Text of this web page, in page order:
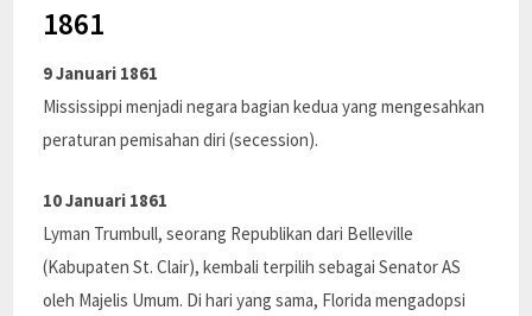
1861
9 Januari 1861
Mississippi menjadi negara bagian kedua yang mengesahkan
peraturan pemisahan diri (secession).
10 Januari 1861
Lyman Trumbull, seorang Republikan dari Belleville
(Kabupaten St. Clair), kembali terpilih sebagai Senator AS
oleh Majelis Umum. Di hari yang sama, Florida mengadopsi